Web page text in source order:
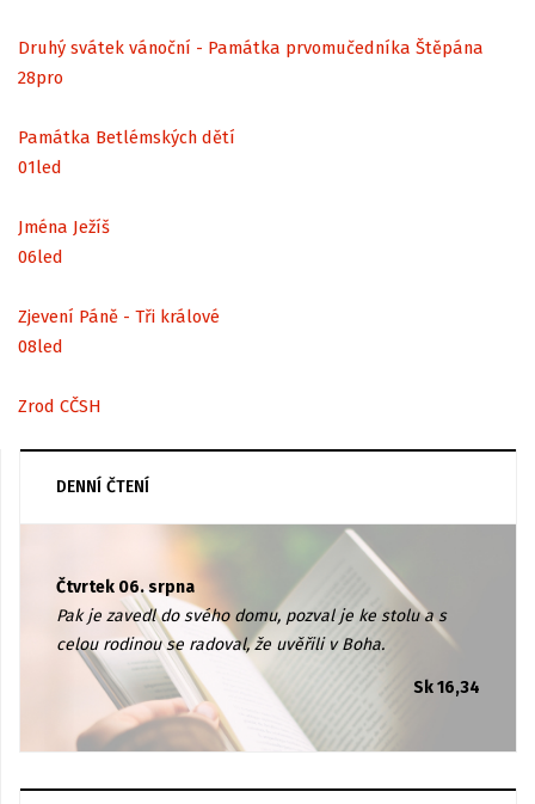
Druhý svátek vánoční - Památka prvomučedníka Štěpána
28pro
Památka Betlémských dětí
01led
Jména Ježíš
06led
Zjevení Páně - Tři králové
08led
Zrod CČSH
DENNÍ ČTENÍ
Čtvrtek 06. srpna
Pak je zavedl do svého domu, pozval je ke stolu a s
celou rodinou se radoval, že uvěřili v Boha.
Sk 16,34